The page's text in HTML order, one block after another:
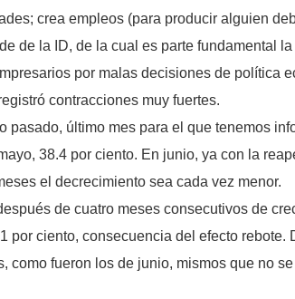
crea empleos (para producir alguien
de la ID, de la cual es parte fundamental la
por malas decisiones de política
contracciones muy fuertes.
último mes para el que tenemos
38.4 por ciento. En junio, ya con la
el decrecimiento sea cada vez menor.
de cuatro meses consecutivos de
por ciento, consecuencia del efecto rebote.
fueron los de junio, mismos que no